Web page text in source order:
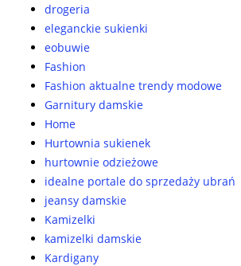
drogeria
eleganckie sukienki
eobuwie
Fashion
Fashion aktualne trendy modowe
Garnitury damskie
Home
Hurtownia sukienek
hurtownie odzieżowe
idealne portale do sprzedaży ubrań
jeansy damskie
Kamizelki
kamizelki damskie
Kardigany